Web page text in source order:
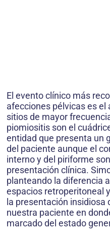
El evento clínico más
afecciones pélvicas es el
sitios de mayor
piomiositis son el
entidad que presenta un
del paciente aunque el
interno y del piriforme
presentación clínica.
planteando la diferencia
espacios retroperitoneal
la presentación insidiosa
nuestra paciente en
marcado del estado